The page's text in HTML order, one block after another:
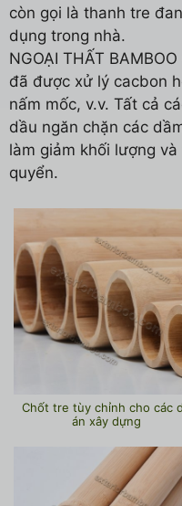
còn gọi là thanh tre
dụng trong nhà.
NGOẠI THẤT
đã được xử lý cacbon
nấm mốc, v.v. Tất cả
dầu ngăn chặn các
làm giảm khối lượng
quyển.
Chốt tre tùy chỉnh cho các
án xây dựng